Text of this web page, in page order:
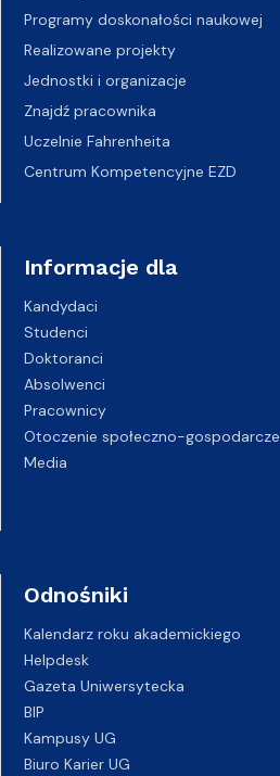
Programy doskonałości naukowej
Realizowane projekty
Jednostki i organizacje
Znajdź pracownika
Uczelnie Fahrenheita
Centrum Kompetencyjne EZD
Informacje dla
Kandydaci
Studenci
Doktoranci
Absolwenci
Pracownicy
Otoczenie społeczno-gospodarcze
Media
Odnośniki
Kalendarz roku akademickiego
Helpdesk
Gazeta Uniwersytecka
BIP
Kampusy UG
Biuro Karier UG